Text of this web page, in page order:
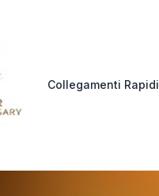
Collegamenti Rapidi